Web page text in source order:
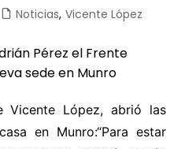
Noticias, Vicente López
Vicente López, abrió las
en Munro:“Para estar